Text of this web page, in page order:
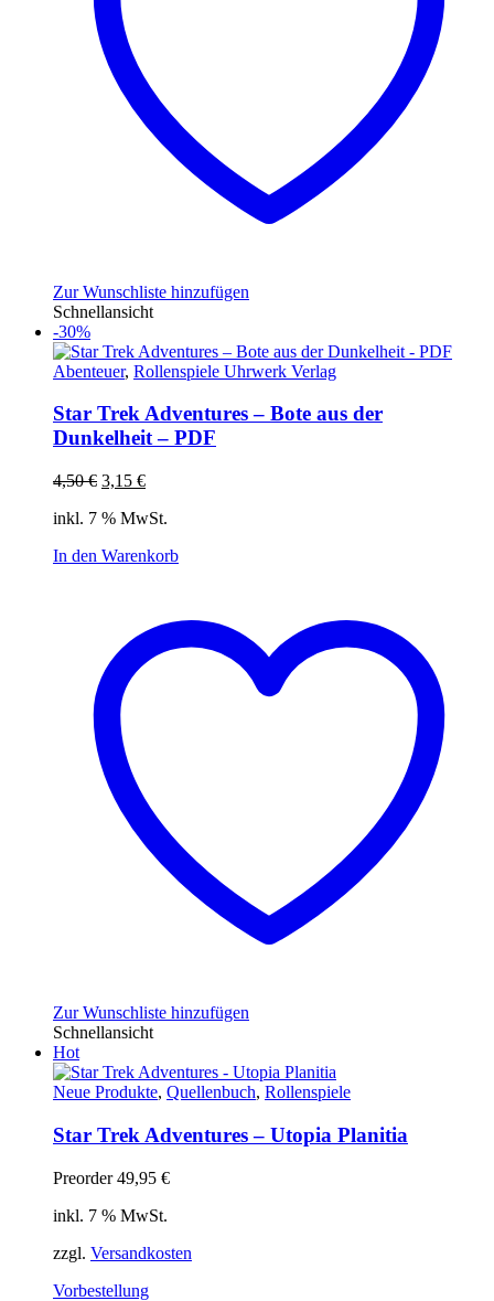
Zur Wunschliste hinzufügen
Schnellansicht
-30%
Abenteuer, Rollenspiele Uhrwerk Verlag
Star Trek Adventures – Bote aus der
Dunkelheit – PDF
4,50€ Ursprünglicher
war:
3,15 €Aktueller
ist:
inkl. 7 % MwSt.
In den Warenkorb
Zur Wunschliste hinzufügen
Schnellansicht
Hot
Neue Produkte, Quellenbuch, Rollenspiele
Star Trek Adventures – Utopia Planitia
Preorder 49,95 €
inkl. 7 % MwSt.
zzgl. Versandkosten
Vorbestellung